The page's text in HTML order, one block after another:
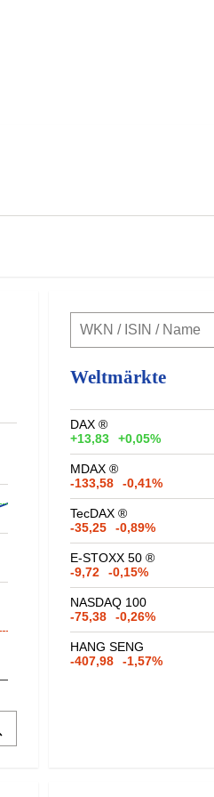
Weltmärkte
DAX ®
+13,83
+0,05%
MDAX ®
-133,58
-0,41%
TecDAX ®
-35,25
-0,89%
E-STOXX 50 ®
-9,72
-0,15%
NASDAQ 100
-75,38
-0,26%
HANG SENG
-407,98
-1,57%